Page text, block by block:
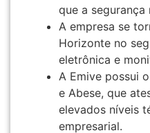
que a segurança
A empresa se
Horizonte no
eletrônica e
A Emive possui
e Abese, que
elevados níveis
empresarial.